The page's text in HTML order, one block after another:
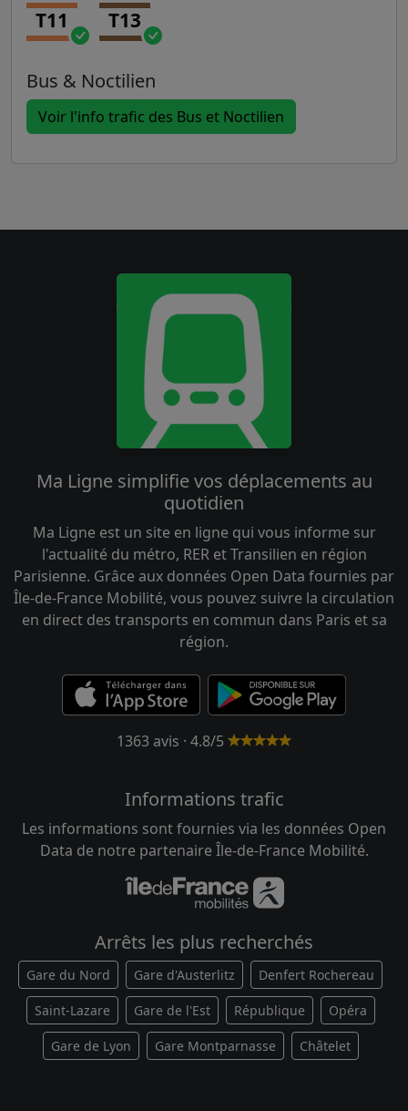
T11 T13
Bus & Noctilien
Voir l'info trafic des Bus et Noctilien
Ma Ligne simplifie vos déplacements au
quotidien
Ma Ligne est un site en ligne qui vous informe sur
l'actualité du métro, RER et Transilien en région
Parisienne. Grâce aux données Open Data fournies par
Île-de-France Mobilité, vous pouvez suivre la circulation
en direct des transports en commun dans Paris et sa
région.
1363 avis · 4.8/5
Informations trafic
Les informations sont fournies via les données Open
Data de notre partenaire Île-de-France Mobilité.
Arrêts les plus recherchés
Gare du Nord Gare d'Austerlitz Denfert Rochereau
Saint-Lazare Gare de l'Est République Opéra
Gare de Lyon Gare Montparnasse Châtelet